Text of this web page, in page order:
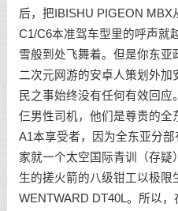
后，把IBISHU PIGEON MBX
C1/C6本准驾车型里的呼声就
雪般到处飞舞着。但是你东
二次元网游的安卓人策划外加
民之事始终没有任何有效回
仨男性司机，他们是尊贵的全
A1本享受者，因为全东亚分
家就一个太空国际青训（存疑
生的搓火箭的八级钳工以极限
WENTWARD DT40L。所以